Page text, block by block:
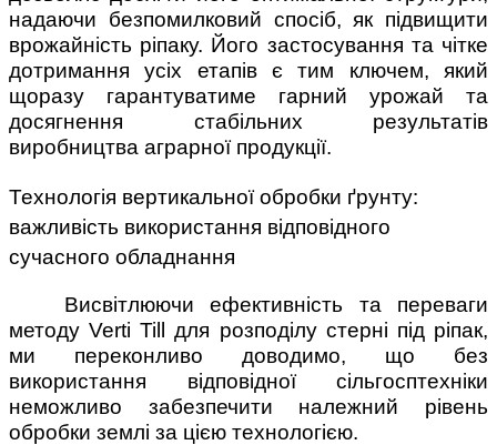
надаючи безпомилковий спосіб, як підвищити
врожайність ріпаку. Його застосування та чітке
дотримання усіх етапів є тим ключем, який
щоразу гарантуватиме гарний урожай та
досягнення стабільних результатів
виробництва аграрної продукції.
Технологія вертикальної обробки ґрунту:
важливість використання відповідного
сучасного обладнання
Висвітлюючи ефективність та переваги
методу Verti Till для розподілу стерні під ріпак,
ми переконливо доводимо, що без
використання відповідної сільгосптехніки
неможливо забезпечити належний рівень
обробки землі за цією технологією.